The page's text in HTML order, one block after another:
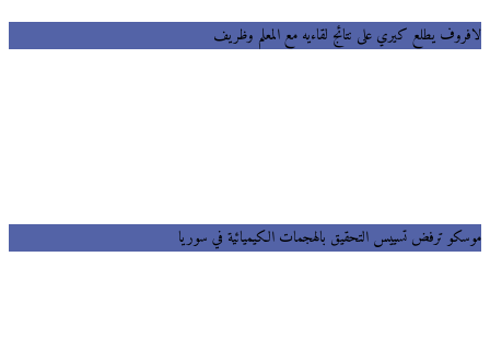
لافروف يطلع كيري على نتائج لقاءيه مع المعلم وظريف
موسكو ترفض تسييس التحقيق بالهجمات الكيميائية في سوريا